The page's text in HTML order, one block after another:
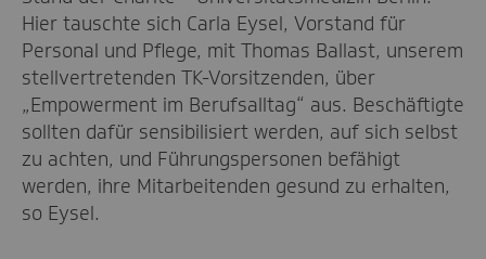
Hier tauschte sich Carla Eysel, Vorstand für
Personal und Pflege, mit Thomas Ballast, unserem
stellvertretenden TK-Vorsitzenden, über
„Empowerment im Berufsalltag“ aus. Beschäftigte
sollten dafür sensibilisiert werden, auf sich selbst
zu achten, und Führungspersonen befähigt
werden, ihre Mitarbeitenden gesund zu erhalten,
so Eysel.